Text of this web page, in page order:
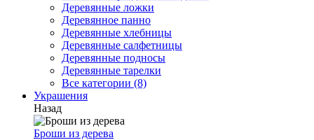
Деревянные ложки
Деревянное панно
Деревянные хлебницы
Деревянные салфетницы
Деревянные подносы
Деревянные тарелки
Все категории (8)
Украшения
Назад
Броши из дерева